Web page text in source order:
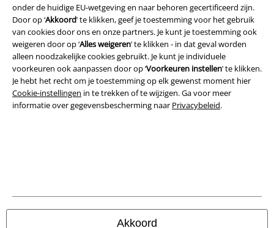
onder de huidige EU-wetgeving en naar behoren gecertificeerd zijn.
Door op ‘Akkoord’ te klikken, geef je toestemming voor het gebruik
van cookies door ons en onze partners. Je kunt je toestemming ook
weigeren door op ‘Alles weigeren’ te klikken - in dat geval worden
alleen noodzakelijke cookies gebruikt. Je kunt je individuele
voorkeuren ook aanpassen door op ‘Voorkeuren instellen’ te klikken.
Je hebt het recht om je toestemming op elk gewenst moment hier
Cookie-instellingen in te trekken of te wijzigen. Ga voor meer
informatie over gegevensbescherming naar Privacybeleid.
Akkoord
Algemene Voorwaarden
Bedrijfsgegevens
Privacyverklaring
Verklaring van conformiteit
© 1986-2026 Large Popmerchandising B.V.